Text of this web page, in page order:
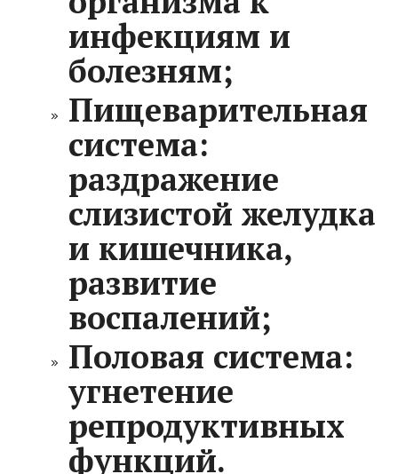
инфекциям и
болезням;
Пищеварительная
система:
раздражение
слизистой желудка
и кишечника,
развитие
воспалений;
Половая система:
угнетение
репродуктивных
функций.